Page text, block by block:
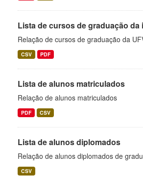
Lista de cursos de graduação da
Relação de cursos de graduação da
CSV PDF
Lista de alunos matriculados
Relação de alunos matriculados
PDF CSV
Lista de alunos diplomados
Relação de alunos diplomados de
CSV